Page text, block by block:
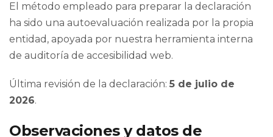
El método empleado para preparar la declaración
ha sido una autoevaluación realizada por la propia
entidad, apoyada por nuestra herramienta interna
de auditoría de accesibilidad web.
Última revisión de la declaración: 5 de julio de
2026.
Observaciones y datos de